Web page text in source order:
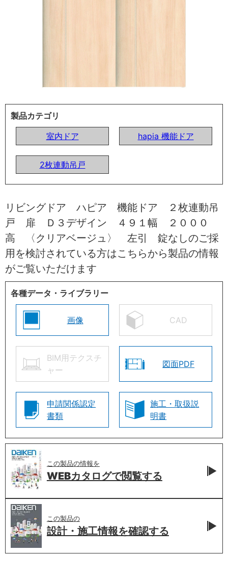
製品カテゴリ
室内ドア
hapia 機能ドア
2枚連動吊戸
リビングドア ハピア 機能ドア ２枚連動吊
戸 扉 Ｄ３デザイン ４９１幅 ２０００
高 〈クリアベージュ〉 左引 錠なしのご採
用を検討されている方はこちらから製品の情報
がご覧いただけます
各種データ・ライブラリー
画像 CAD
BIM用テクスチ
ャー
図面PDF
申請関係認定
書類
施工・取扱説
明書
この製品の情報を
WEBカタログで閲覧する
この製品の
設計・施工情報を確認する